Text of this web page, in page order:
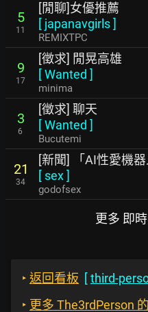
5
11
[閒聊]女優推薦
[ japanavgirls]
REMIXTPC
9
17
[徵求] 閒晃高雄
[Wanted ]
minima
3
6
[徵求] 聊天
[Wanted ]
Bucutemi
21
34
[新聞] 「AI性愛機
[ sex]
godofsex
更多 即
‣ 返回看板 [third-
‣ 更多 The3rdPerson